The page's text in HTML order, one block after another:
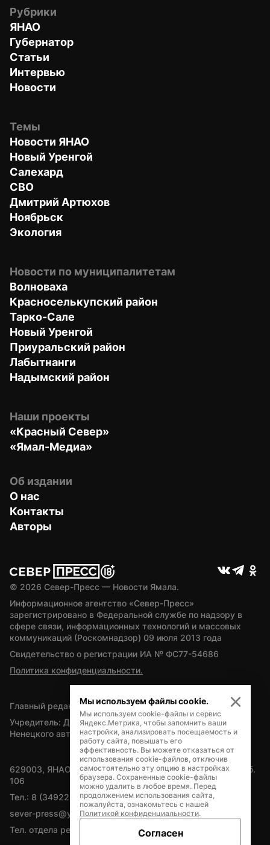
Рубрики
ЯНАО
Губернатор
Статьи
Интервью
Новости
Темы
Новости ЯНАО
Новый Уренгой
Салехард
СВО
Дмитрий Артюхов
Ноябрьск
Экология
Новости по муниципалитетам
Волноваха
Красноселькупский район
Тарко-Сале
Новый Уренгой
Приуральский район
Лабытнанги
Надымский район
Наши проекты
«Красный Север»
«Ямал-Медиа»
Об издании
О нас
Контакты
Авторы
© 2026 Север-Пресс — Новости Ямала.
Информационное агентство «Север-Пресс»
зарегистрировано в Федеральной службе по надзору в
сфере связи, информационных технологий и массовых
коммуникаций (Роскомнадзор) 09 июля 2013 года
Свидетельство о регистрации ИА № ФС77-54686
Политика конфиденциальности.
Главный редактор — А.Л. Поздеев
Учредитель: Департамент внутренней политики Ямало-
Ненецкого автономного округа
629003, ЯНАО, Салехард, мкр. Богдана Кнунянца, д.1, каб.
106
Тел.: 8 (34922) 71262
sever-press@yamal-media.ru
Тел. отдела рекламы: 8 (34922) 42728
Мы используем файлы cookie.
Мы используем cookie-файлы и сервис
Яндекс.Метрика, чтобы запомнить ваши
настройки, анализировать посещаемость и
работу сайта, повышать его
эффективность. Вы можете отказаться от
использования cookie-файлов, отключив
самостоятельно эту опцию в настройках
браузера. Сохраненные cookie-файлы
можно удалить в любое время. Перед
продолжением использования сайта,
пожалуйста, ознакомьтесь с нашей
Политикой конфиденциальности.
Согласен